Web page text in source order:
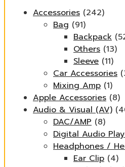
Accessories (242)
Bag (91)
Backpack
Others (13)
Sleeve (11)
Car Accessories
Mixing Amp (1)
Apple Accessories (8)
Audio & Visual (AV)
DAC/AMP (8)
Digital Audio
Headphones /
Ear Clip (4)